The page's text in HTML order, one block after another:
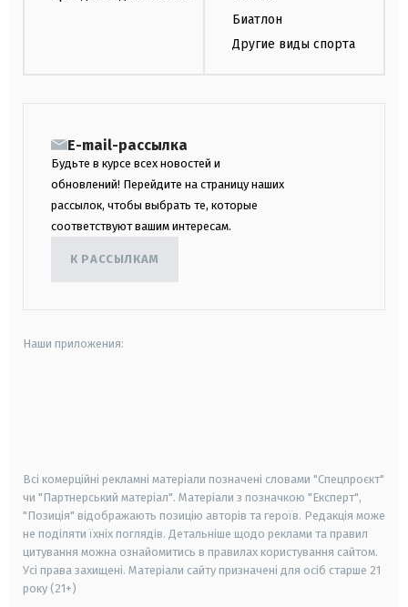
Биатлон
Другие виды спорта
E-mail-рассылка
Будьте в курсе всех новостей и
обновлений! Перейдите на страницу наших
рассылок, чтобы выбрать те, которые
соответствуют вашим интересам.
К РАССЫЛКАМ
Наши приложения:
Всі комерційні рекламні матеріали позначені словами "Спецпроєкт"
чи "Партнерський матеріал". Матеріали з позначкою "Експерт",
"Позиція" відображають позицію авторів та героїв. Редакція може
не поділяти їхніх поглядів. Детальніше щодо реклами та правил
цитування можна ознайомитись в правилах користування сайтом.
Усі права захищені. Матеріали сайту призначені для осіб старше 21
року (21+)